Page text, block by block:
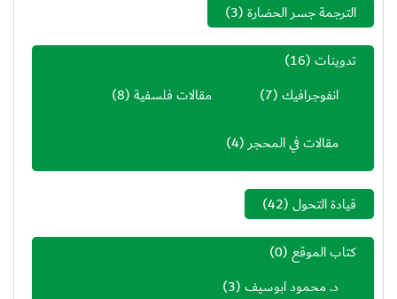
الترجمة جسر الحضارة(3)
تدوينات(16)
انفوجرافيك(7) مقالات فلسفية(8)
مقالات في المحجر(4)
قيادة التحول(42)
كتاب الموقع (0)
د. محمود ابوسيف(3)